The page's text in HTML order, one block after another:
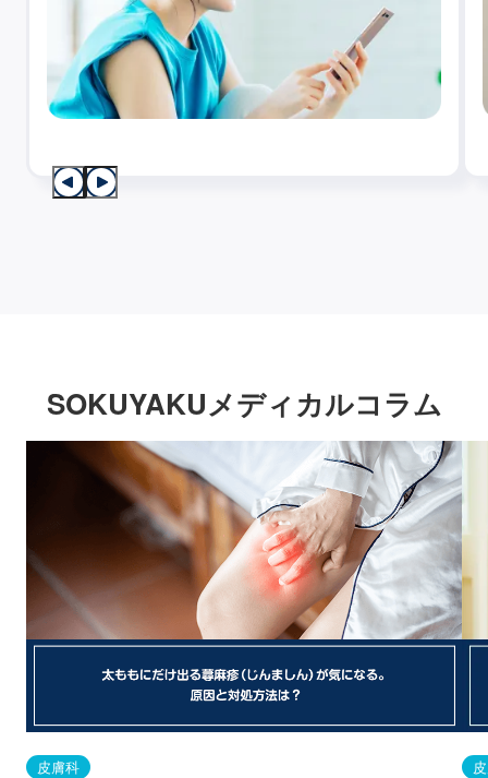
SOKUYAKUメディカルコラム
皮膚科